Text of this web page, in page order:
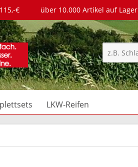
€ über 10.000 Artikel auf Lager
LKW-Reifen